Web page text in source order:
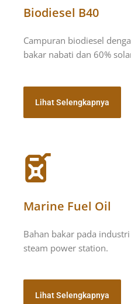
Biodiesel B40
Campuran biodiesel
bakar nabati dan 60%
Lihat Selengkapnya
Marine Fuel Oil
Bahan bakar pada
steam power station.
Lihat Selengkapnya